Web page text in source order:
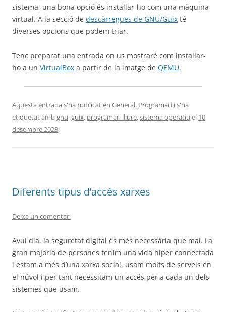
sistema, una bona opció és instal·lar-ho com una màquina
virtual. A la secció de descàrregues de GNU/Guix té
diverses opcions que podem triar.
Tenc preparat una entrada on us mostraré com instal·lar-
ho a un VirtualBox a partir de la imatge de QEMU.
Aquesta entrada s'ha publicat en General, Programari i s'ha
etiquetat ambgnu,guix, programari lliure,sistema operatiu el 10
desembre 2023.
Diferents tipus d’accés xarxes
Deixa un comentari
Avui dia, la seguretat digital és més necessària que mai. La
gran majoria de persones tenim una vida hiper connectada
i estam a més d’una xarxa social, usam molts de serveis en
el núvol i per tant necessitam un accés per a cada un dels
sistemes que usam.